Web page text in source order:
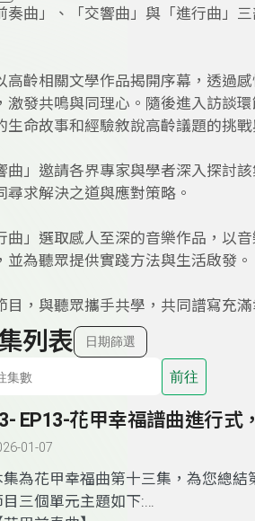
奏曲」、「交響曲」與「進行曲」
高齡相關文學作品揭開序幕，透過
激發共鳴與同理心。隨後進入訪談
生命故事和經驗敘說高齡議題的挑戰
曲」邀請各界專家與學者深入探討
尋求解決之道與應對策略。
曲」選取感人至深的音樂作品，以
並為聽眾提供實踐方法與生活啟發。
目，與聽眾攜手共學，共同譜寫充
列表 日期篩選
前往
EP13-花甲幸福譜曲進行式
01-07
集為花甲幸福曲第十三集，為您總結
目三個單元主題如下: